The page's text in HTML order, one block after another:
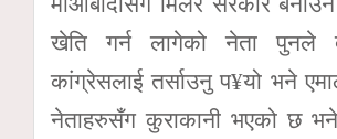
खेति गर्न लागेको नेता पुनले
कांग्रेसलाई तर्साउनु प¥यो भने
नेताहरुसँग कुराकानी भएको छ